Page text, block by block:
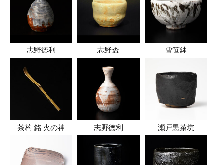
志野徳利 志野盃 雪笹鉢
茶杓 銘 火の神 志野徳利 瀬戸黒茶垸